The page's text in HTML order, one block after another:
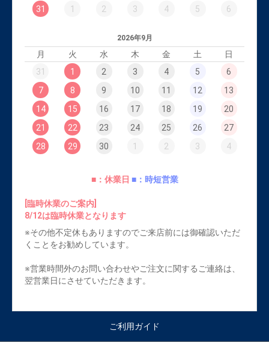
31
1 2 3 4 5 6
2026年9月
月 火 水 木 金 土
日
31
1 2 3 4 5
6
7
8 9 10 11 12
13
14
15 16 17 18 19
20
21
22 23 24 25 26
27
28
29 30 1 2 3 4
■：休業日 ■：時短営業
[臨時休業のご案内]
8/12は臨時休業となります
※その他不定休もありますのでご来店前には御確認いただ
くことをお勧めしています。
※営業時間外のお問い合わせやご注文に関するご連絡は、
翌営業日にさせていただきます。
ご利用ガイド